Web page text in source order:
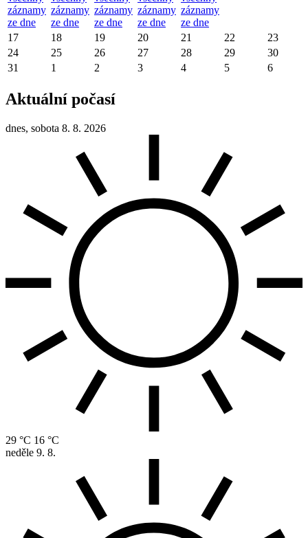
záznamy
ze dne
záznamy
ze dne
záznamy
ze dne
záznamy
ze dne
záznamy
ze dne
17 18 19 20 21 22
23
24
25 26 27 28 29
30
31
1 2 3 4 5 6
Aktuální počasí
dnes, sobota 8. 8. 2026
29 °C 16 °C
neděle 9. 8.